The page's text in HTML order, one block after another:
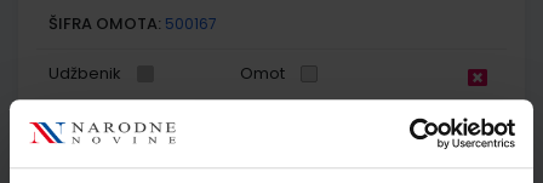
ŠIFRA OMOTA: 500167
Udžbenik Omot
MOJA DOMENA 3; radna bilježnica iz informatike za treći
razred osnovne škole